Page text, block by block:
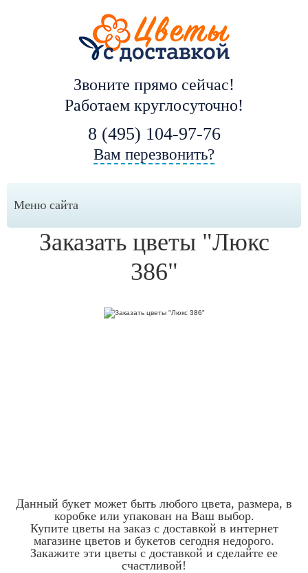
Звоните прямо сейчас!
Работаем круглосуточно!
8 (495) 104-97-76
Вам перезвонить?
Меню сайта
Заказать цветы "Люкс
386"
Данный букет может быть любого цвета, размера, в
коробке или упакован на Ваш выбор.
Купите цветы на заказ с доставкой в интернет
магазине цветов и букетов сегодня недорого.
Закажите эти цветы с доставкой и сделайте ее
счастливой!